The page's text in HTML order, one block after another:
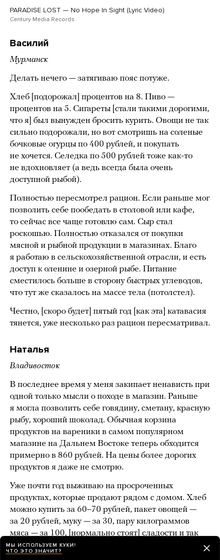
PARADISE LOST — No Hope In Sight (Lyric Video)
Century Media Records
Василий
Мурманск
Делать нечего — затягиваю пояс потуже.
Хлеб [подорожал] процентов на 8. Пиво —
процентов на 5. Сигареты [стали такими дорогими,
что я] был вынужден бросить курить. Овощи не так
сильно подорожали, но вот смотришь на соленые
бочковые огурцы по 400 рублей, и покупать
не хочется. Селедка по 500 рублей тоже как-то
не вдохновляет (а ведь всегда была очень
доступной рыбой).
Полностью пересмотрел рацион. Если раньше мог
позволить себе пообедать в столовой или кафе,
то сейчас все чаще готовлю сам. Сыр стал
роскошью. Полностью отказался от покупки
мясной и рыбной продукции в магазинах. Благо
я работаю в сельскохозяйственной отрасли, и есть
доступ к оленине и озерной рыбе. Питание
сместилось больше в сторону быстрых углеводов,
что тут же сказалось на массе тела (потолстел).
Честно, [скоро будет] пятый год [как эта] катавасия
тянется, уже несколько раз рацион пересматривал.
Наталья
Владивосток
В последнее время у меня закипает ненависть при
одной только мысли о походе в магазин. Раньше
я могла позволить себе говядину, сметану, красную
рыбу, хороший шоколад. Обычная корзина
продуктов на вареники в самом популярном
магазине на Дальнем Востоке теперь обходится
примерно в 860 рублей. На цены более дорогих
продуктов я даже не смотрю.
Уже почти год выживаю на просроченных
продуктах, которые продают рядом с домом. Хлеб
можно купить за 60–70 рублей, пакет овощей —
за 20 рублей, муку — за 30, пару килограммов
мяса — за 100, [нормально стоят] сладости и так
далее. Сначала очень неприятно есть такую
продукцию, потом привыкаешь и смиряешься.
МЫ ИСПОЛЬЗУЕМ КУКИ!
ЧТО ЭТО ЗНАЧИТ?